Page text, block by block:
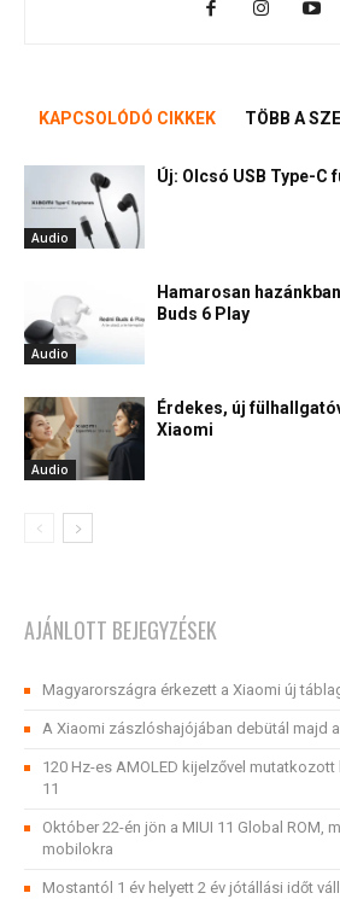
KAPCSOLÓDÓ CIKKEK TÖBB A
Audio
Új: Olcsó USB Type-C
Audio
Hamarosan
Buds 6 Play
Audio
Érdekes, új
Xiaomi
AJÁNLOTT BEJEGYZÉSEK
Magyarországra érkezett a Xiaomi új
A Xiaomi zászlóshajójában debütál majd
120 Hz-es AMOLED kijelzővel
11
Október 22-én jön a MIUI 11 Global ROM,
mobilokra
Mostantól 1 év helyett 2 év jótállási időt